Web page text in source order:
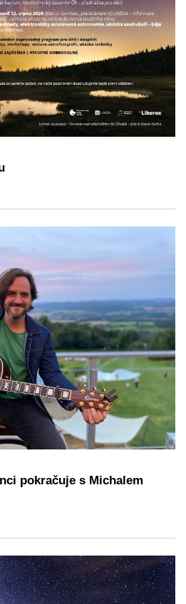
pokračuje s Michalem